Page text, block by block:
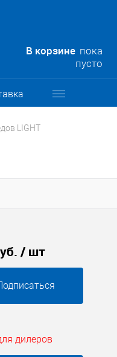
В корзине пока
пусто
LIGHT
/ шт
дилеров